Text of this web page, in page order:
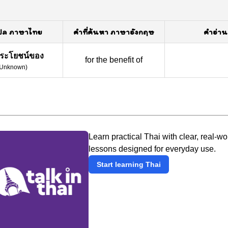
ภาษาไทย คำที่ค้นหา ภาษาอังกฤษ คำอ่าน
ะโยชน์ของ
Unknown)
for the benefit of
Learn practical Thai with clear, real-
lessons designed for everyday use.
Start learning Thai